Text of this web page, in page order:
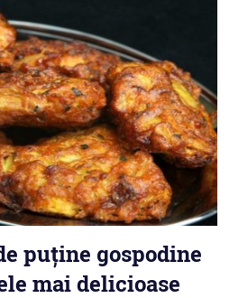
puține gospodine
mai delicioase